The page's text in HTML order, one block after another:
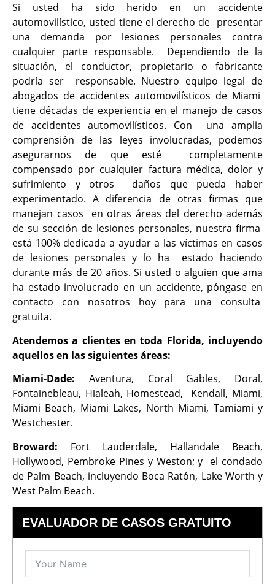
Si usted ha sido herido en un accidente
automovilístico, usted tiene el derecho de presentar
una demanda por lesiones personales contra
cualquier parte responsable. Dependiendo de la
situación, el conductor, propietario o fabricante
podría ser responsable. Nuestro equipo legal de
abogados de accidentes automovilísticos de Miami
tiene décadas de experiencia en el manejo de casos
de accidentes automovilísticos. Con una amplia
comprensión de las leyes involucradas, podemos
asegurarnos de que esté completamente
compensado por cualquier factura médica, dolor y
sufrimiento y otros daños que pueda haber
experimentado. A diferencia de otras firmas que
manejan casos en otras áreas del derecho además
de su sección de lesiones personales, nuestra firma
está 100% dedicada a ayudar a las víctimas en casos
de lesiones personales y lo ha estado haciendo
durante más de 20 años. Si usted o alguien que ama
ha estado involucrado en un accidente, póngase en
contacto con nosotros hoy para una consulta
gratuita.
Atendemos a clientes en toda Florida, incluyendo
aquellos en las siguientes áreas:
Miami-Dade:
Aventura, Coral Gables, Doral,
Fontainebleau, Hialeah, Homestead, Kendall, Miami,
Miami Beach, Miami Lakes, North Miami, Tamiami y
Westchester.
Broward:
Fort Lauderdale, Hallandale Beach,
Hollywood, Pembroke Pines y Weston; y el condado
de Palm Beach, incluyendo Boca Ratón, Lake Worth y
West Palm Beach.
EVALUADOR DE CASOS GRATUITO